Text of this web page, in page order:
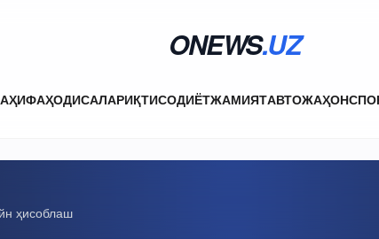
ONEWS.UZ
ҲОДИСАЛАРИҚТИСОДИЁТЖАМИЯТАВТОЖАҲОН
ҳисоблаш